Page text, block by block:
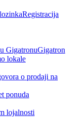
Registracija
GigatronuGigatron
lokale
o prodaji na
ponuda
lojalnosti